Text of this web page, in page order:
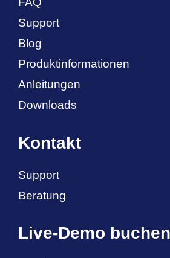
Support
Blog
Produktinformationen
Anleitungen
Downloads
Kontakt
Support
Beratung
Live-Demo buchen